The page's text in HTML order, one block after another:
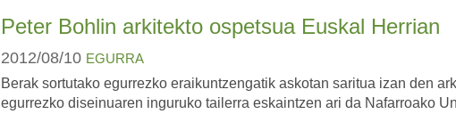
Peter Bohlin arkitekto ospetsua Euskal Herrian
2012/08/10 EGURRA
Berak sortutako egurrezko eraikuntzengatik askotan saritua izan den
egurrezko diseinuaren inguruko tailerra eskaintzen ari da Nafarroako